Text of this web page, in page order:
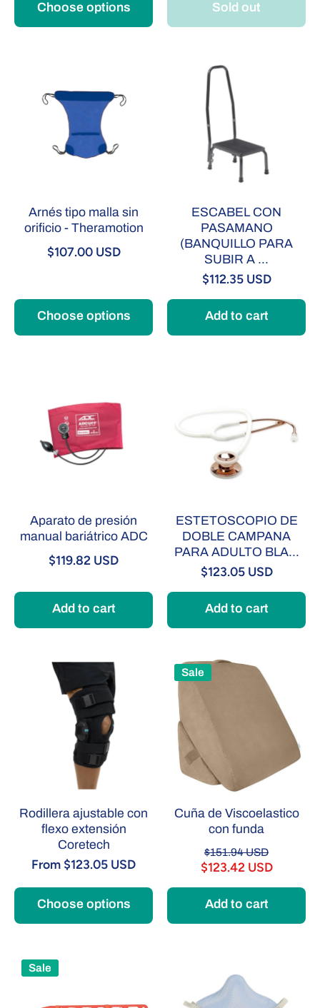
Choose options Sold out
Arnés tipo malla sin
orificio - Theramotion
$107.00 USD
Choose options
ESCABEL CON
PASAMANO
(BANQUILLO PARA
SUBIR A ...
$112.35 USD
Add to cart
Aparato de presión
manual bariátrico ADC
$119.82 USD
Add to cart
ESTETOSCOPIO DE
DOBLE CAMPANA
PARA ADULTO BLA...
$123.05 USD
Add to cart
Rodillera ajustable con
flexo extensión
Coretech
From $123.05 USD
Choose options
Sale
Cuña de Viscoelastico
con funda
$151.94 USD
$123.42 USD
Add to cart
Sale